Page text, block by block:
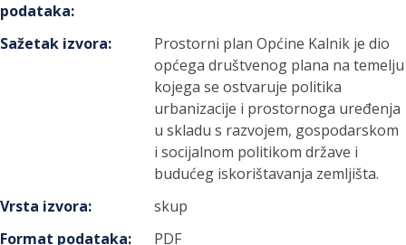
podataka:
Sažetak izvora:
Prostorni plan Općine Kalnik je dio
općega društvenog plana na temelju
kojega se ostvaruje politika
urbanizacije i prostornoga uređenja
u skladu s razvojem, gospodarskom
i socijalnom politikom države i
budućeg iskorištavanja zemljišta.
Vrsta izvora:
skup
Format podataka:
PDF